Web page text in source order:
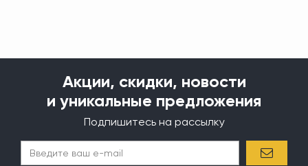
Акции, скидки, новости
и уникальные предложения
Подпишитесь на рассылку